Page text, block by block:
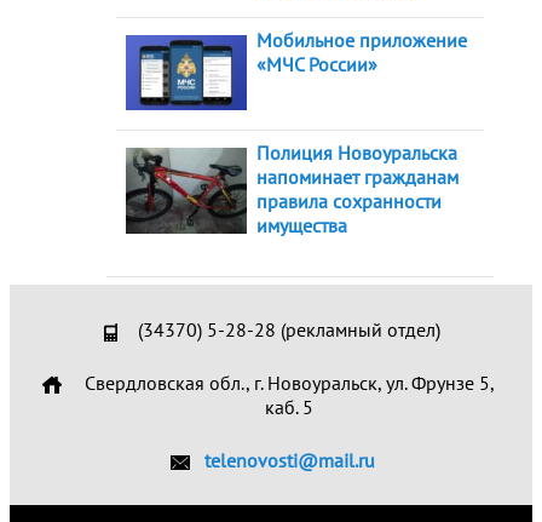
Мобильное приложение
«МЧС России»
Полиция Новоуральска
напоминает гражданам
правила сохранности
имущества
(34370) 5-28-28 (рекламный отдел)
Свердловская обл., г. Новоуральск, ул. Фрунзе 5,
каб. 5
telenovosti@mail.ru